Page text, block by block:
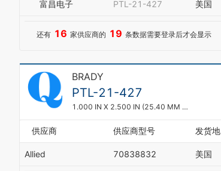
4
7
9
富昌电子 PTL-21-427 美国
还有 16 家供应商的 19 条数据需要登录后才会显示
BRADY
PTL-21-427
1.000 IN X 2.500 IN (25.40 MM X 63.50 MM)
供应商 供应商型号 发货地
Allied 70838832 美国